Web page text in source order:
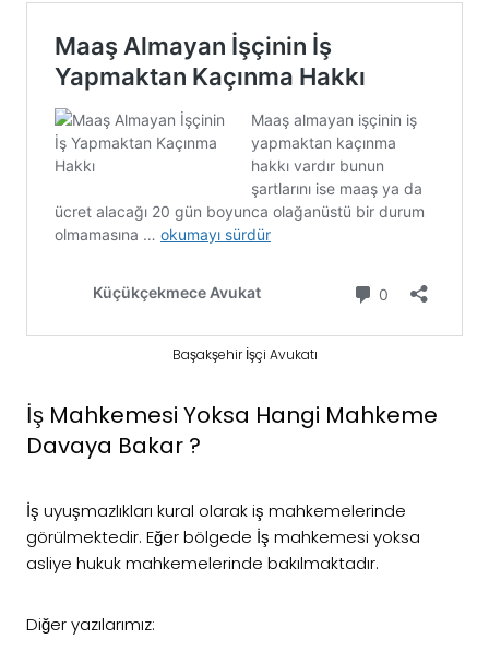
Başakşehir İşçi Avukatı
İş Mahkemesi Yoksa Hangi Mahkeme
Davaya Bakar ?
İş uyuşmazlıkları kural olarak iş mahkemelerinde
görülmektedir. Eğer bölgede İş mahkemesi yoksa
asliye hukuk mahkemelerinde bakılmaktadır.
Diğer yazılarımız: